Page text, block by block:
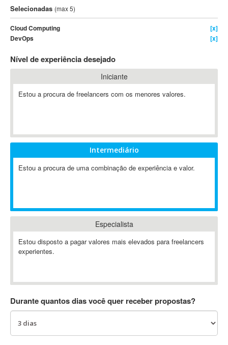
3DS Max
3GSM
4D Dimension
802.11
A&P
A-GPS
A2Billing
AAUS Scientific Diver
Abaqus
ABIS
Ableton Push
Abstract
Abstract Window Toolkit (AWT)
Absynth
AC3
AccountMate
ACDSee
ACID Pro
Selecionadas (max 5)
Cloud Computing
[x]
DevOps
[x]
Nível de experiência desejado
Iniciante
Estou a procura de freelancers com os menores valores.
Intermediário
Estou a procura de uma combinação de experiência e valor.
Especialista
Estou disposto a pagar valores mais elevados para freelancers
experientes.
Durante quantos dias você quer receber propostas?